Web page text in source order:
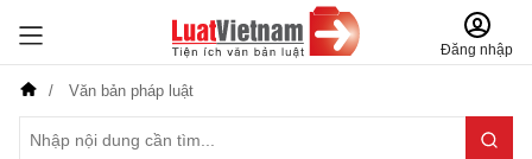
Đăng nhập
Văn bản pháp luật